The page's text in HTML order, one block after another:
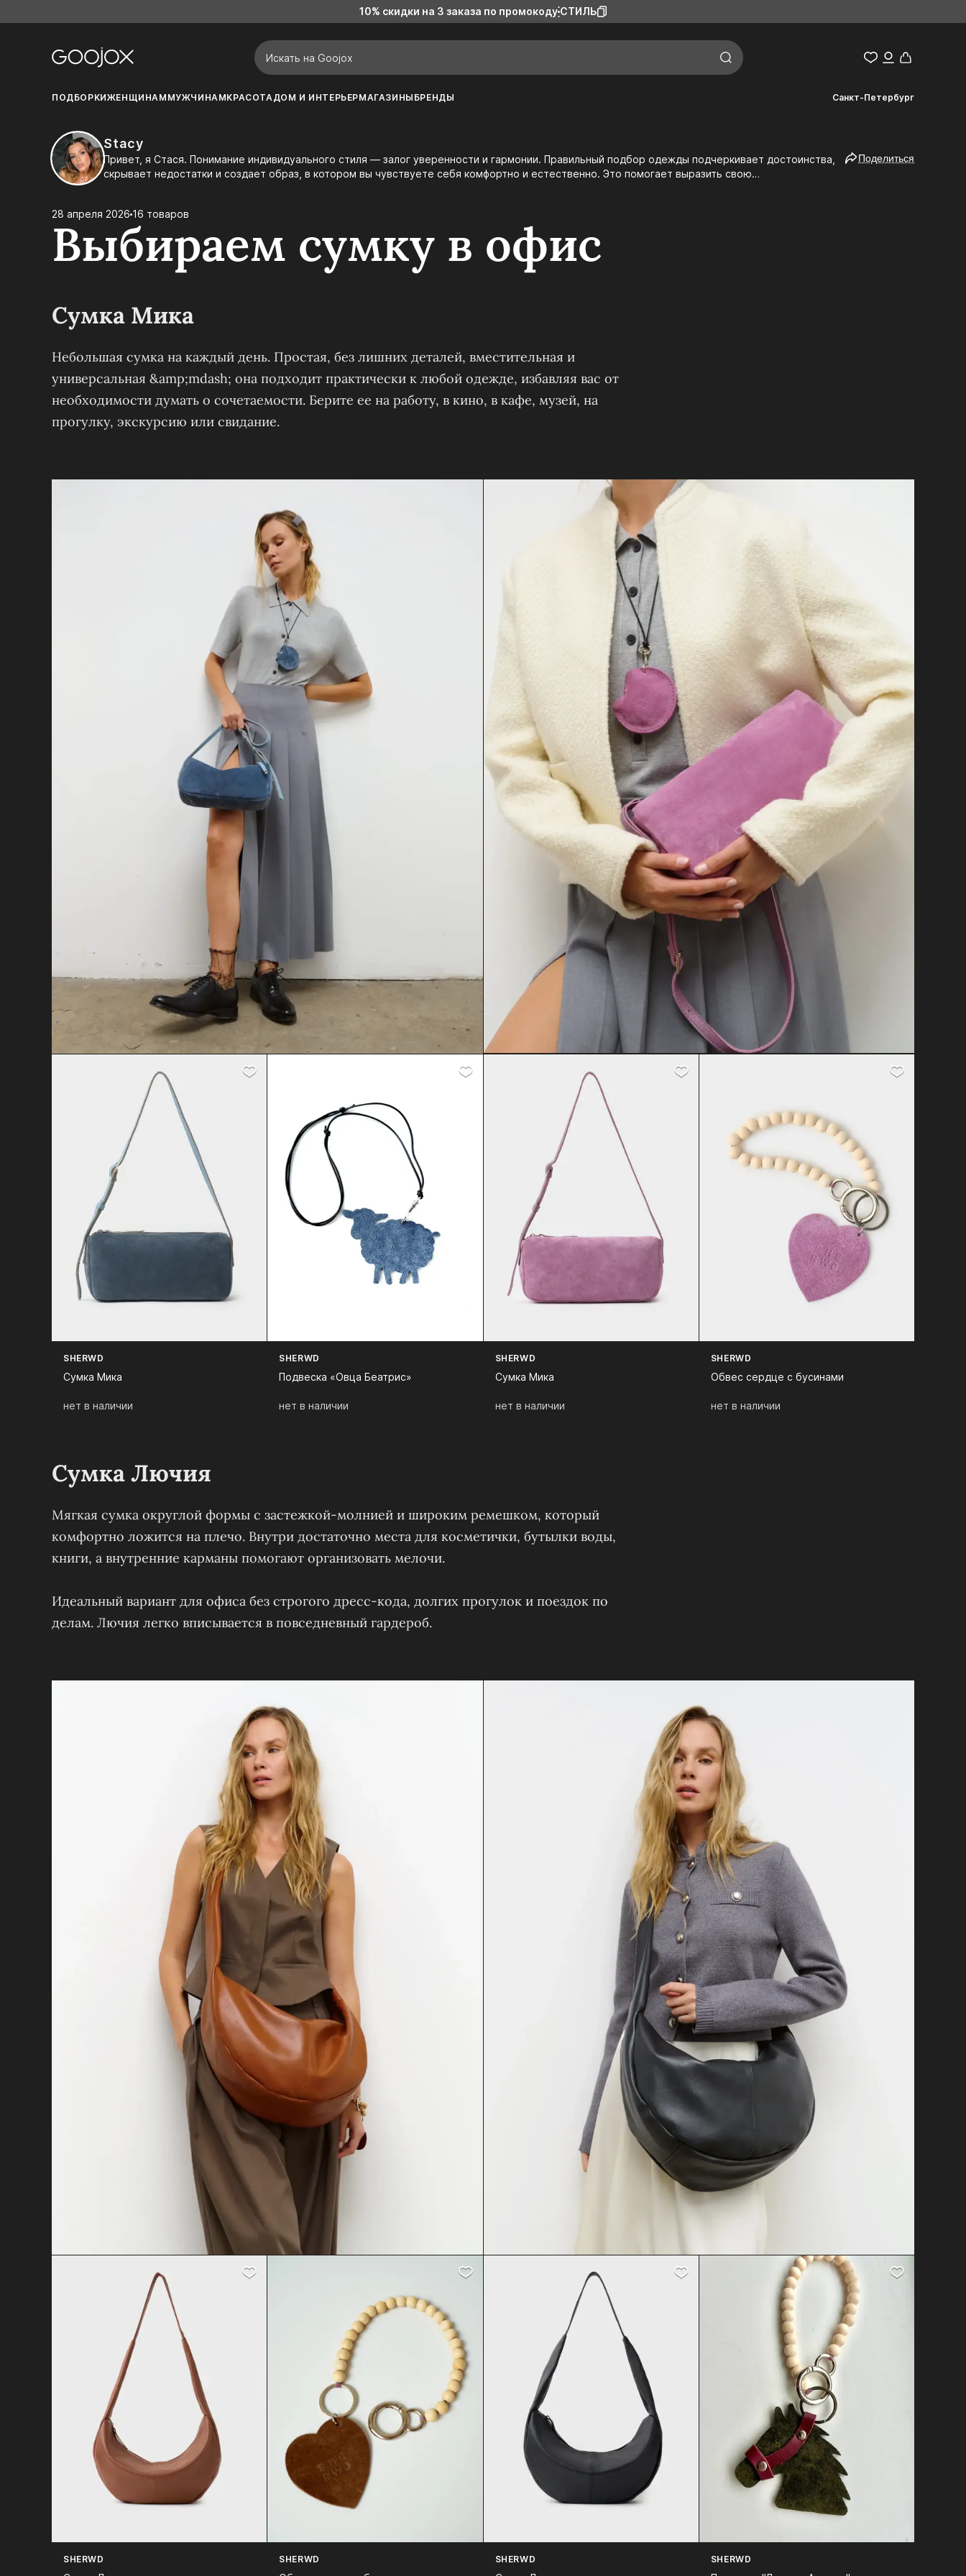
10% скидки на 3 заказа по промокоду СТИЛЬ
ПОДБОРКИЖЕНЩИНАМ МУЖЧИНАМКРАСОТАДОМ И ИНТЕРЬЕРМАГАЗИНЫ БРЕНДЫ Санкт-Петербург
Stacy
Привет, я Стася. Понимание индивидуального стиля — залог уверенности и гармонии. Правильный подбор одежды подчеркивает достоинства,
скрывает недостатки и создает образ, в котором вы чувствуете себя комфортно и естественно. Это помогает выразить свою
Поделиться
28 апреля 2026 16 товаров
Выбираем сумку в офис
Сумка Мика
Небольшая сумка на каждый день. Простая, без лишних деталей, вместительная и
универсальная &amp;mdash; она подходит практически к любой одежде, избавляя вас от
необходимости думать о сочетаемости. Берите ее на работу, в кино, в кафе, музей, на
прогулку, экскурсию или свидание.
SHERWD
Сумка Мика
нет в наличии
SHERWD
Подвеска «Овца Беатрис»
нет в наличии
SHERWD
Сумка Мика
нет в наличии
SHERWD
Обвес сердце с бусинами
нет в наличии
Сумка Лючия
Мягкая сумка округлой формы с застежкой-молнией и широким ремешком, который
комфортно ложится на плечо. Внутри достаточно места для косметички, бутылки воды,
книги, а внутренние карманы помогают организовать мелочи.
Идеальный вариант для офиса без строгого дресс-кода, долгих прогулок и поездок по
делам. Лючия легко вписывается в повседневный гардероб.
SHERWD SHERWD SHERWD SHERWD